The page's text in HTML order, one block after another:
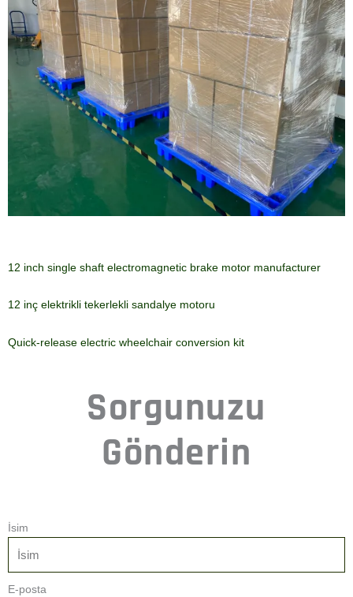
12 inch single shaft electromagnetic brake motor manufacturer
12 inç elektrikli tekerlekli sandalye motoru
Quick-release electric wheelchair conversion kit
Sorgunuzu
Gönderin
İsim
E-posta